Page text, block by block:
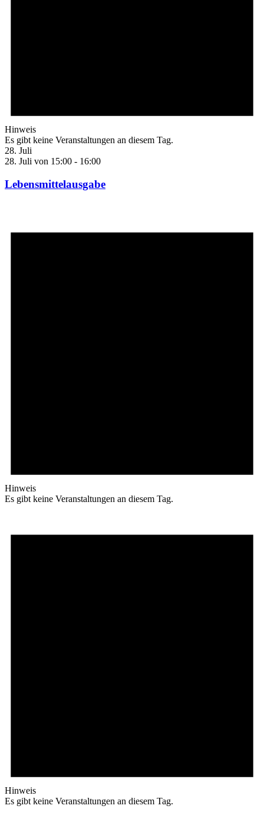
Hinweis
Es gibt keine Veranstaltungen an diesem Tag.
28. Juli
28. Juli von 15:00 - 16:00
Lebensmittelausgabe
Hinweis
Es gibt keine Veranstaltungen an diesem Tag.
Hinweis
Es gibt keine Veranstaltungen an diesem Tag.